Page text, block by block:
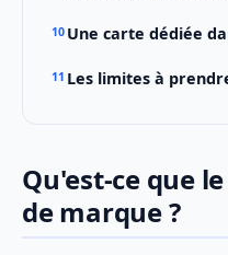
Une carte dédiée
Les limites à
Qu'est-ce que
de marque ?